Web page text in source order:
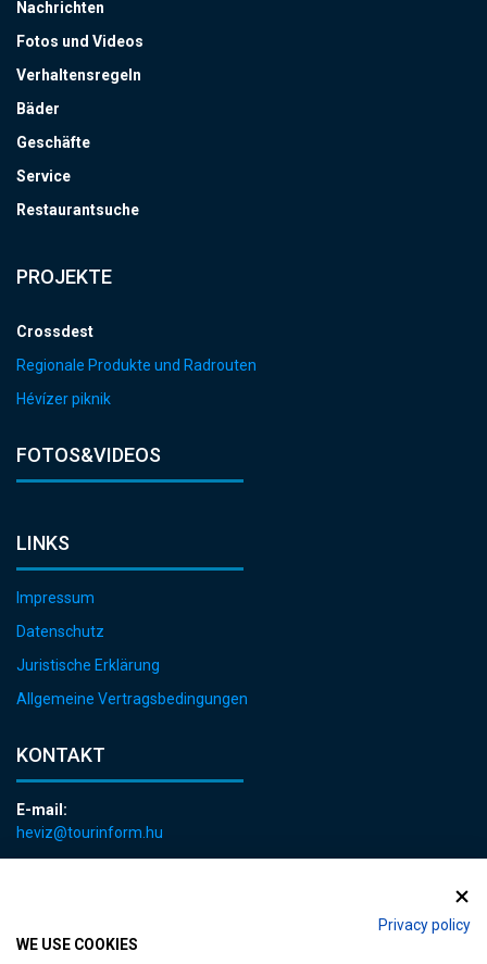
Privacy policy
WE USE COOKIES
Nachrichten
Fotos und Videos
Verhaltensregeln
Bäder
Geschäfte
Service
Restaurantsuche
PROJEKTE
Crossdest
Regionale Produkte und Radrouten
Hévízer piknik
FOTOS&VIDEOS
LINKS
Impressum
Datenschutz
Juristische Erklärung
Allgemeine Vertragsbedingungen
KONTAKT
E-mail:
heviz@tourinform.hu